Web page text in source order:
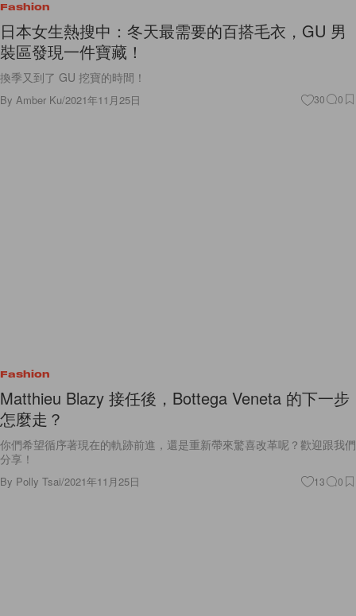
Fashion
日本女生熱搜中：冬天最需要的百搭毛衣，GU 男
裝區發現一件寶藏！
換季又到了 GU 挖寶的時間！
By Amber Ku/2021年11月25日 30 0
Fashion
Matthieu Blazy 接任後，Bottega Veneta 的下一步
怎麼走？
你們希望循序著現在的軌跡前進，還是重新帶來驚喜改革呢？歡迎跟我們
分享！
By Polly Tsai/2021年11月25日 13 0